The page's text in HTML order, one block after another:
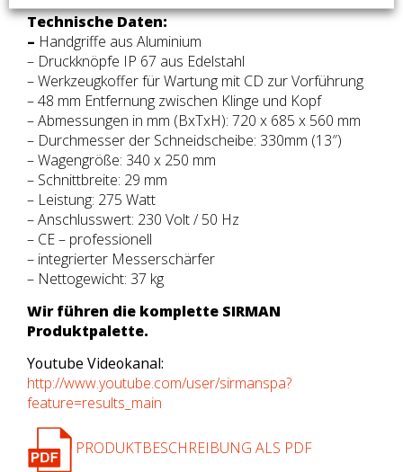
Technische Daten:
– Handgriffe aus Aluminium
– Druckknöpfe IP 67 aus Edelstahl
– Werkzeugkoffer für Wartung mit CD zur Vorführung
– 48 mm Entfernung zwischen Klinge und Kopf
– Abmessungen in mm (BxTxH): 720 x 685 x 560 mm
– Durchmesser der Schneidscheibe: 330mm (13″)
– Wagengröße: 340 x 250 mm
– Schnittbreite: 29 mm
– Leistung: 275 Watt
– Anschlusswert: 230 Volt / 50 Hz
– CE – professionell
– integrierter Messerschärfer
– Nettogewicht: 37 kg
Wir führen die komplette SIRMAN
Produktpalette.
Youtube Videokanal:
http://www.youtube.com/user/sirmanspa?
feature=results_main
PRODUKTBESCHREIBUNG ALS PDF